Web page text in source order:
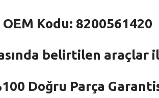
OEM Kodu: 8200561420
belirtilen araçlar
Doğru Parça